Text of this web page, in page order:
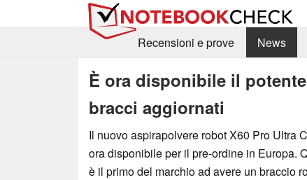
Recensioni e prove
News
È ora disponibile il
bracci aggiornati
Il nuovo aspirapolvere robot X60 Pro Ultra
ora disponibile per il pre-ordine in Europa.
è il primo del marchio ad avere un braccio